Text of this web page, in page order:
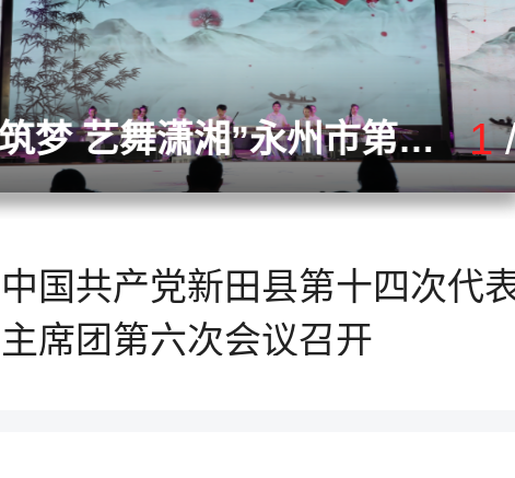
奋进新征程丨新田县第十四次党代会专栏2
主席团第六次会议召开
中国共产党新田县第十四次代表
胜利闭幕
中国共产党新田县第十四次代表
中国共产党新田县第十四次代
主席团第六次会议召开